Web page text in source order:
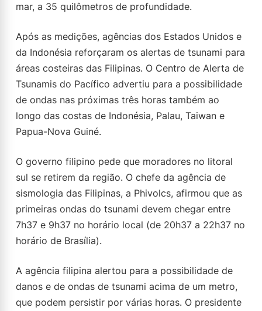
mar, a 35 quilômetros de profundidade.
Após as medições, agências dos Estados Unidos e
da Indonésia reforçaram os alertas de tsunami para
áreas costeiras das Filipinas. O Centro de Alerta de
Tsunamis do Pacífico advertiu para a possibilidade
de ondas nas próximas três horas também ao
longo das costas de Indonésia, Palau, Taiwan e
Papua-Nova Guiné.
O governo filipino pede que moradores no litoral
sul se retirem da região. O chefe da agência de
sismologia das Filipinas, a Phivolcs, afirmou que as
primeiras ondas do tsunami devem chegar entre
7h37 e 9h37 no horário local (de 20h37 a 22h37 no
horário de Brasília).
A agência filipina alertou para a possibilidade de
danos e de ondas de tsunami acima de um metro,
que podem persistir por várias horas. O presidente